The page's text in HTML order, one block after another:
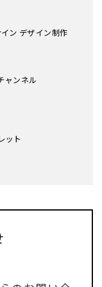
ン デザイン制作
ャンネル
ット